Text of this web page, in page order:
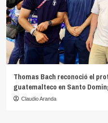
Thomas Bach reconoció el
guatemalteco en Santo
Claudio Aranda